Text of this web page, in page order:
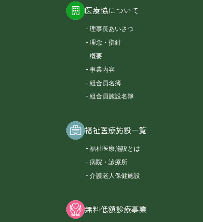
医療協について
理事長あいさつ
理念・指針
概要
事業内容
組合員名簿
組合員施設名簿
福祉医療施設一覧
福祉医療施設とは
病院・診療所
介護老人保健施設
無料低額診療事業